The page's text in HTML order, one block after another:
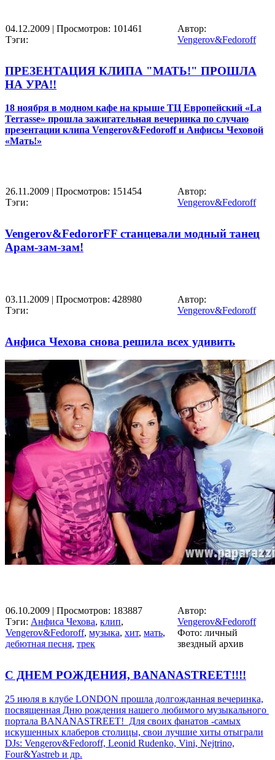
04.12.2009 | Просмотров: 101461
Тэги:
Автор:
Vengerov&Fedoroff
ПРЕЗЕНТАЦИЯ КЛИПА "МАТЬ!" ПРОШЛА
НА УРА!!
18 ноября в модном кафе на крыше ТЦ Европейский «La
Terrasse» прошла зажигательная вечеринка по случаю
презентации клипа Vengerov&Fedoroff и Анфисы Чеховой
«Мать!»
26.11.2009 | Просмотров: 151454
Тэги:
Автор:
Vengerov&Fedoroff
Vengerov&FedororFF станцевали модный танец
Арам-зам-зам!
03.11.2009 | Просмотров: 428980
Тэги:
Автор:
Vengerov&Fedoroff
Анфиса Чехова снова решила всех удивить
06.10.2009 | Просмотров: 183887
Тэги: Анфиса Чехова, клип,
Vengerov&Fedoroff, музыка, хит, мать,
дебютная песня, трек
Автор:
Vengerov&Fedoroff
Фото: личный
звездный архив
С ДНЕМ РОЖДЕНИЯ, BANANASTREET!!!!
25 июля в клубе LONDON прошла долгожданная вечеринка,
посвященная Дню рождения нашего любимого музыкального
портала BANANASTREET! Для своих фанатов -самых
искушенных клаберов столицы, свои лучшие хиты отыграли
DJs: Vengerov&Fedoroff, Leonid Rudenko, Vini, Nejtrino,
Four&Yastreb и др.